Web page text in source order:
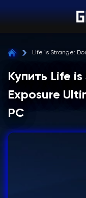
Life is Strange:
Купить Life
Exposure
PC